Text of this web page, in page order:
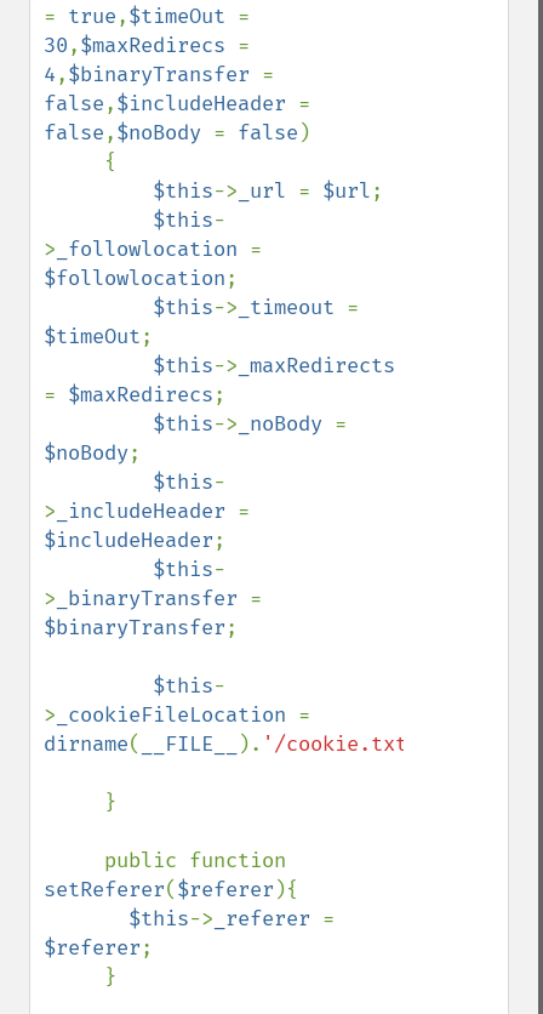
= true,$timeOut
30,$maxRedirecs
4,$binaryTransfer
false,$includeHeader
false,$noBody = false )
$this-> _url = $url;
$this-
> _followlocation
$followlocation;
$this-> _timeout
$timeOut;
$this->
= $maxRedirecs;
$this-> _noBody
$noBody;
$this-
> _includeHeader
$includeHeader;
$this-
> _binaryTransfer
$binaryTransfer;
$this-
> _cookieFileLocation
dirname( __FILE__ ). '/cookie.txt'
setReferer($referer ){
$this-> _referer
$referer;